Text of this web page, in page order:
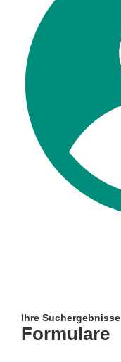
Ihre Suchergebnisse
Formulare